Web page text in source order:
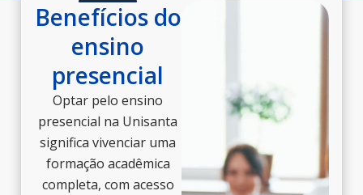
Benefícios do
ensino
presencial
Optar pelo ensino
presencial na Unisanta
significa vivenciar uma
formação acadêmica
completa, com acesso